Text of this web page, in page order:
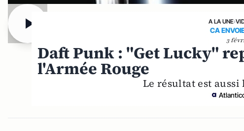
A LA UNE›
CA
3
Daft Punk : "Get Lucky"
l'Armée Rouge
Le résultat est